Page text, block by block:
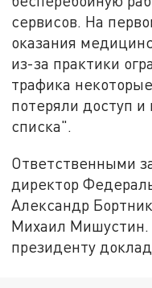
сервисов. На
оказания
из-за практики
трафика
потеряли доступ и
списка".
Ответственными
директор
Александр
Михаил Мишустин.
президенту